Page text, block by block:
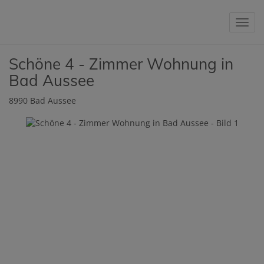
Schöne 4 - Zimmer Wohnung in
Bad Aussee
8990 Bad Aussee